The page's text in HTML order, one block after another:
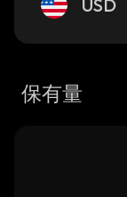
USD
保有量